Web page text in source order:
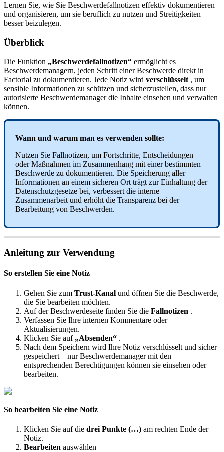
Lernen Sie, wie Sie Beschwerdefallnotizen effektiv dokumentieren
und organisieren, um sie beruflich zu nutzen und Streitigkeiten
besser beizulegen.
Überblick
Die Funktion „Beschwerdefallnotizen“ ermöglicht es
Beschwerdemanagern, jeden Schritt einer Beschwerde direkt in
Factorial zu dokumentieren. Jede Notiz wird verschlüsselt , um
sensible Informationen zu schützen und sicherzustellen, dass nur
autorisierte Beschwerdemanager die Inhalte einsehen und verwalten
können.
Wann und warum man es verwenden sollte:
Nutzen Sie Fallnotizen, um Fortschritte, Entscheidungen
oder Maßnahmen im Zusammenhang mit einer bestimmten
Beschwerde zu dokumentieren. Die Speicherung aller
Informationen an einem sicheren Ort trägt zur Einhaltung der
Datenschutzgesetze bei, verbessert die interne
Zusammenarbeit und erhöht die Transparenz bei der
Bearbeitung von Beschwerden.
Anleitung zur Verwendung
So erstellen Sie eine Notiz
Gehen Sie zum Trust-Kanal und öffnen Sie die Beschwerde,
die Sie bearbeiten möchten.
Auf der Beschwerdeseite finden Sie die Fallnotizen .
Verfassen Sie Ihre internen Kommentare oder
Aktualisierungen.
Klicken Sie auf „Absenden“ .
Nach dem Speichern wird Ihre Notiz verschlüsselt und sicher
gespeichert – nur Beschwerdemanager mit den
entsprechenden Berechtigungen können sie einsehen oder
bearbeiten.
So bearbeiten Sie eine Notiz
Klicken Sie auf die drei Punkte (…) am rechten Ende der
Notiz.
Bearbeiten auswählen